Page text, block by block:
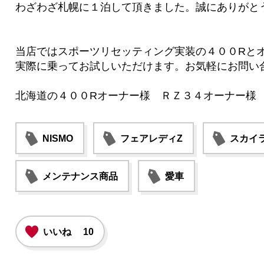
わざわざ札幌に１泊して頂きました。誠にありがと
当店ではスポーツリセッティング実装の４００Rと
実際に乗ってお試しいただけます。お気軽にお問い
北海道の４００Rオーナー様 ＲＺ３４オーナー様
NISMO フェアレディZ スカイ
メンテナンス商品 愛車
いいね 10